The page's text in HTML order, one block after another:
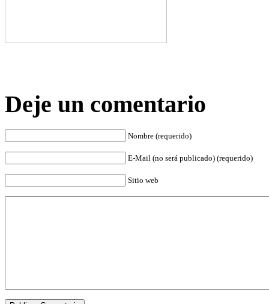
Deje un comentario
Nombre (requerido)
E-Mail (no será publicado) (requerido)
Sitio web